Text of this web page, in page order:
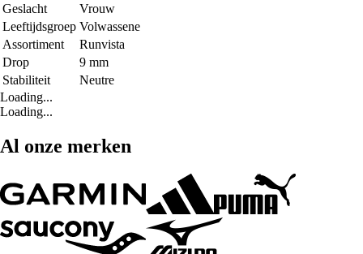
Geslacht
Vrouw
Leeftijdsgroep Volwassene
Assortiment
Runvista
Drop
9 mm
Stabiliteit
Neutre
Loading...
Loading...
Al onze merken